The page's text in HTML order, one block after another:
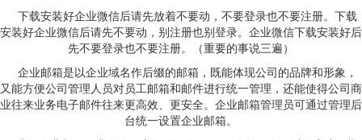
下载安装好企业微信后请先放着不要动，不要登录也不要注册。下载
安装好企业微信后请先不要动，别注册也别登录。企业微信下载安装好后
先不要登录也不要注册。（重要的事说三遍）
企业邮箱是以企业域名作后缀的邮箱，既能体现公司的品牌和形象，
又能方便公司管理人员对员工邮箱和邮件进行统一管理，还能使得公司商
业往来业务电子邮件往来更高效、更安全。企业邮箱管理员可通过管理后
台统一设置企业邮箱。